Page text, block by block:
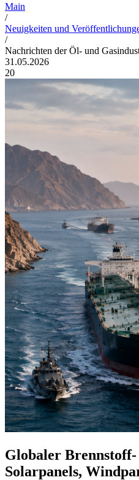
Main
/
Neuigkeiten und
/
Nachrichten der Öl- und
31.05.2026
20
Globaler
Solarpanels,